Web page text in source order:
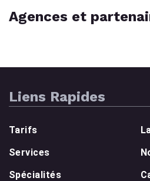
Agences et
Liens Rapides
Tarifs
Services
Spécialités